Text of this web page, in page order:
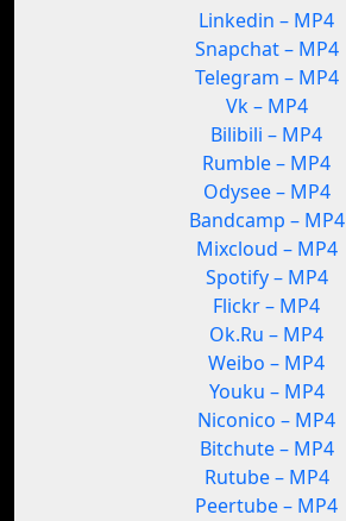
Linkedin – MP4
Snapchat – MP4
Telegram – MP4
Vk – MP4
Bilibili – MP4
Rumble – MP4
Odysee – MP4
Bandcamp – MP4
Mixcloud – MP4
Spotify – MP4
Flickr – MP4
Ok.Ru – MP4
Weibo – MP4
Youku – MP4
Niconico – MP4
Bitchute – MP4
Rutube – MP4
Peertube – MP4